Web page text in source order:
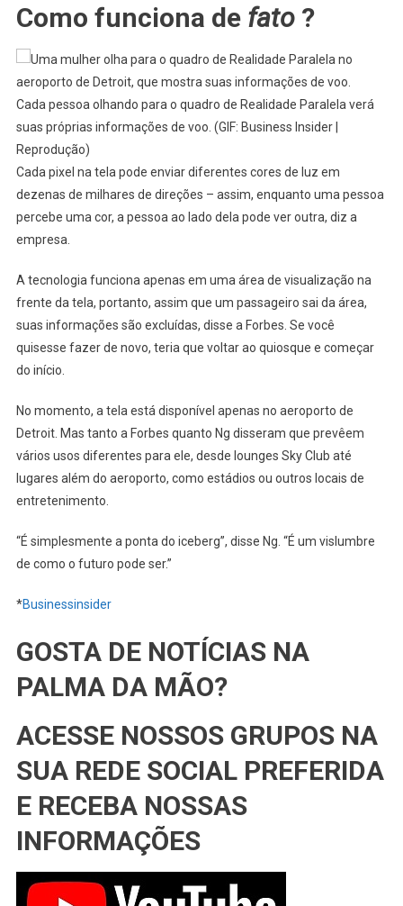
Como funciona de fato?
Cada pessoa olhando para o quadro de Realidade Paralela verá
suas próprias informações de voo. (GIF: Business Insider |
Reprodução)
Cada pixel na tela pode enviar diferentes cores de luz em
dezenas de milhares de direções – assim, enquanto uma pessoa
percebe uma cor, a pessoa ao lado dela pode ver outra, diz a
empresa.
A tecnologia funciona apenas em uma área de visualização na
frente da tela, portanto, assim que um passageiro sai da área,
suas informações são excluídas, disse a Forbes. Se você
quisesse fazer de novo, teria que voltar ao quiosque e começar
do início.
No momento, a tela está disponível apenas no aeroporto de
Detroit. Mas tanto a Forbes quanto Ng disseram que prevêem
vários usos diferentes para ele, desde lounges Sky Club até
lugares além do aeroporto, como estádios ou outros locais de
entretenimento.
“É simplesmente a ponta do iceberg”, disse Ng. “É um vislumbre
de como o futuro pode ser.”
*Businessinsider
GOSTA DE NOTÍCIAS NA
PALMA DA MÃO?
ACESSE NOSSOS GRUPOS NA
SUA REDE SOCIAL PREFERIDA
E RECEBA NOSSAS
INFORMAÇÕES